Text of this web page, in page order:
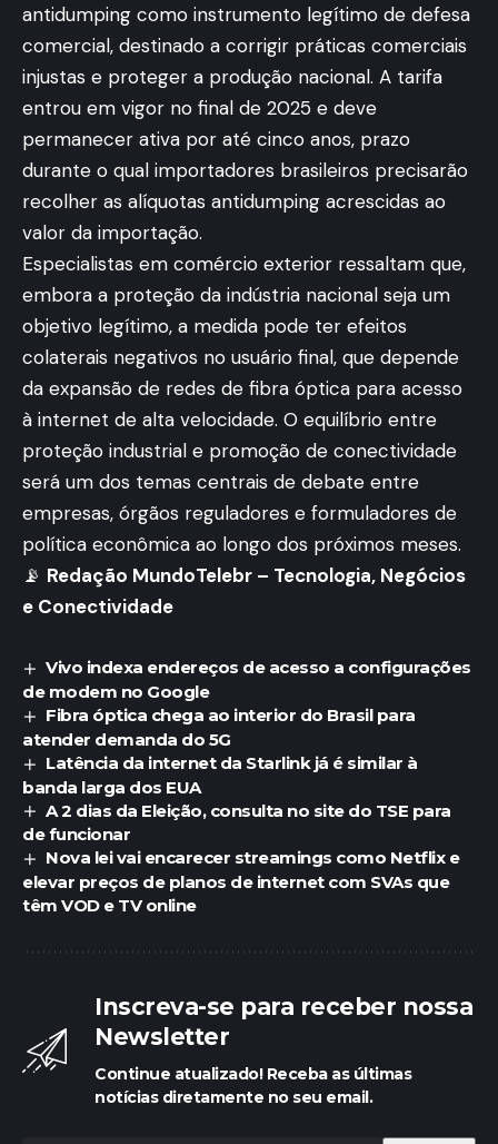
antidumping como instrumento legítimo de defesa
comercial, destinado a corrigir práticas comerciais
injustas e proteger a produção nacional. A tarifa
entrou em vigor no final de 2025 e deve
permanecer ativa por até cinco anos, prazo
durante o qual importadores brasileiros precisarão
recolher as alíquotas antidumping acrescidas ao
valor da importação.
Especialistas em comércio exterior ressaltam que,
embora a proteção da indústria nacional seja um
objetivo legítimo, a medida pode ter efeitos
colaterais negativos no usuário final, que depende
da expansão de redes de fibra óptica para acesso
à internet de alta velocidade. O equilíbrio entre
proteção industrial e promoção de conectividade
será um dos temas centrais de debate entre
empresas, órgãos reguladores e formuladores de
política econômica ao longo dos próximos meses.
📡 Redação MundoTelebr – Tecnologia, Negócios
e Conectividade
Vivo indexa endereços de acesso a configurações
de modem no Google
Fibra óptica chega ao interior do Brasil para
atender demanda do 5G
Latência da internet da Starlink já é similar à
banda larga dos EUA
A 2 dias da Eleição, consulta no site do TSE para
de funcionar
Nova lei vai encarecer streamings como Netflix e
elevar preços de planos de internet com SVAs que
têm VOD e TV online
Inscreva-se para receber nossa
Newsletter
Continue atualizado! Receba as últimas
notícias diretamente no seu email.